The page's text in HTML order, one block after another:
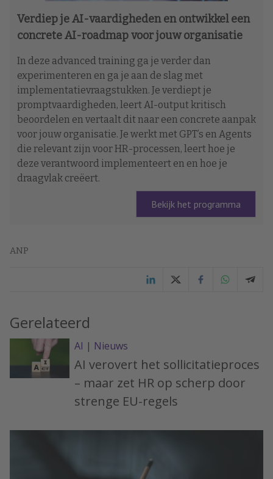
Verdiep je AI-vaardigheden en ontwikkel een
concrete AI-roadmap voor jouw organisatie
In deze advanced training ga je verder dan
experimenteren en ga je aan de slag met
implementatievraagstukken. Je verdiept je
promptvaardigheden, leert AI-output kritisch
beoordelen en vertaalt dit naar een concrete aanpak
voor jouw organisatie. Je werkt met GPT’s en Agents
die relevant zijn voor HR-processen, leert hoe je
deze verantwoord implementeert en en hoe je
draagvlak creëert.
Bekijk het programma
ANP
Gerelateerd
AI | Nieuws
AI verovert het sollicitatieproces
– maar zet HR op scherp door
strenge EU-regels